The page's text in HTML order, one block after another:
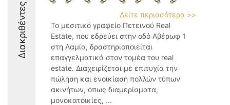
Διακριθέντες
Δείτε περισσότερα >>
Το μεσιτικό γραφείο Πετεινού Real
Estate, που εδρεύει στην οδό Αβέρωφ 1
στη Λαμία, δραστηριοποιείται
επαγγελματικά στον τομέα του real
estate. Διαχειρίζεται με επιτυχία την
πώληση και ενοικίαση πολλών τύπων
ακινήτων, όπως διαμερίσματα,
μονοκατοικίες, ...